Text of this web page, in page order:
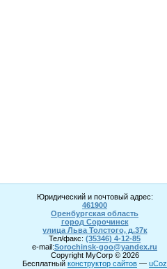
Юридический и почтовый адрес:
461900
Оренбургская область
город Сорочинск
улица Льва Толстого, д.37к
Тел/факс: (35346) 4-12-85
e-mail:Sorochinsk-goo@yandex.ru
Copyright MyCorp © 2026
Бесплатный конструктор сайтов — uCoz